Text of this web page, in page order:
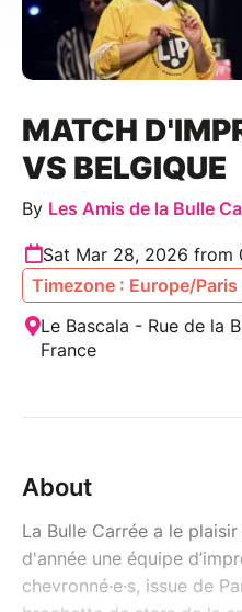
MATCH
VS BELGIQUE
By Les Amis de la Bulle
Sat Mar 28, 2026 from
Timezone : Europe/Paris
Le Bascala - Rue de la
France
About
La Bulle Carrée a le
d'année une équipe
chevronné·e·s, issue de